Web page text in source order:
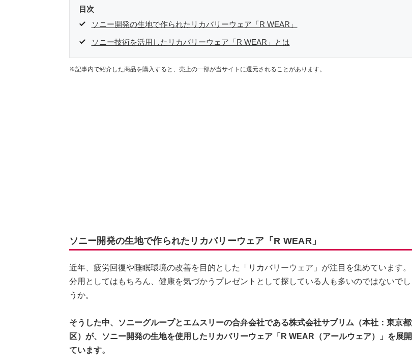
目次
ソニー開発の生地で作られたリカバリーウェア「R WEAR」
ソニー技術を活用したリカバリーウェア「R WEAR」とは
※記事内で紹介した商品を購入すると、売上の一部が当サイトに還元されることがあります。
ソニー開発の生地で作られたリカバリーウェア「R WEAR」
近年、疲労回復や睡眠環境の改善を目的とした「リカバリーウェア」が注目を集めています。
分用としてはもちろん、健康を気づかうプレゼントとして探している人も多いのではないでし
うか。
そうした中、ソニーグループとエムスリーの合弁会社である株式会社サプリム（本社：東京
区）が、ソニー開発の生地を使用したリカバリーウェア「R WEAR（アールウェア）」を展
ています。